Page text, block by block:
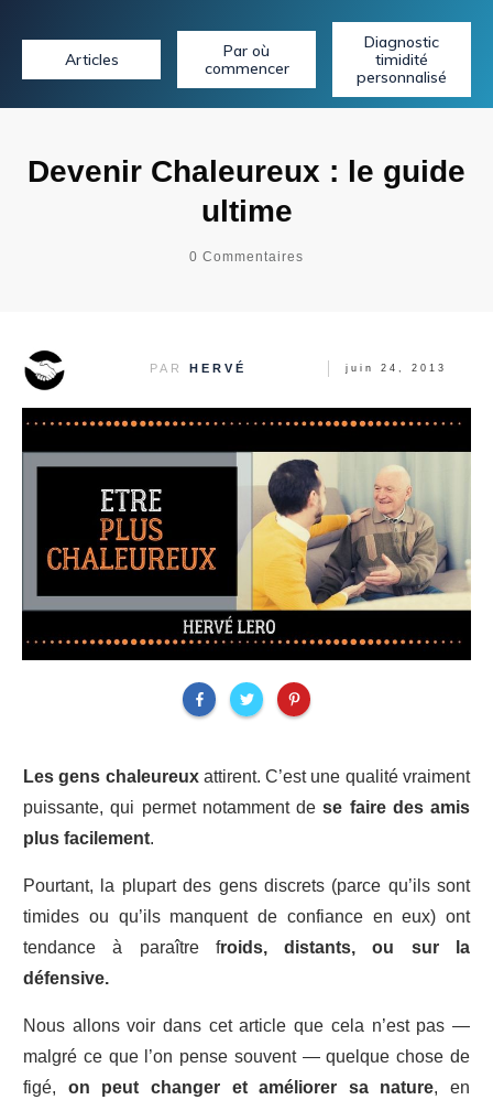
Articles
Par où
commencer
Diagnostic
timidité
personnalisé
Devenir Chaleureux : le guide
ultime
0 Commentaires
PAR HERVÉ juin 24, 2013
Les gens chaleureuxattirent. C’est une qualité vraiment
puissante, qui permet notamment dese faire des amis
plus facilement.
Pourtant, la plupart des gens discrets (parce qu’ils sont
timides ou qu’ils manquent de confiance en eux) ont
tendance à paraître froids, distants, ou sur la
défensive.
Nous allons voir dans cet article que cela n’est pas —
malgré ce que l’on pense souvent — quelque chose de
figé, on peut changer et améliorer sa nature, en